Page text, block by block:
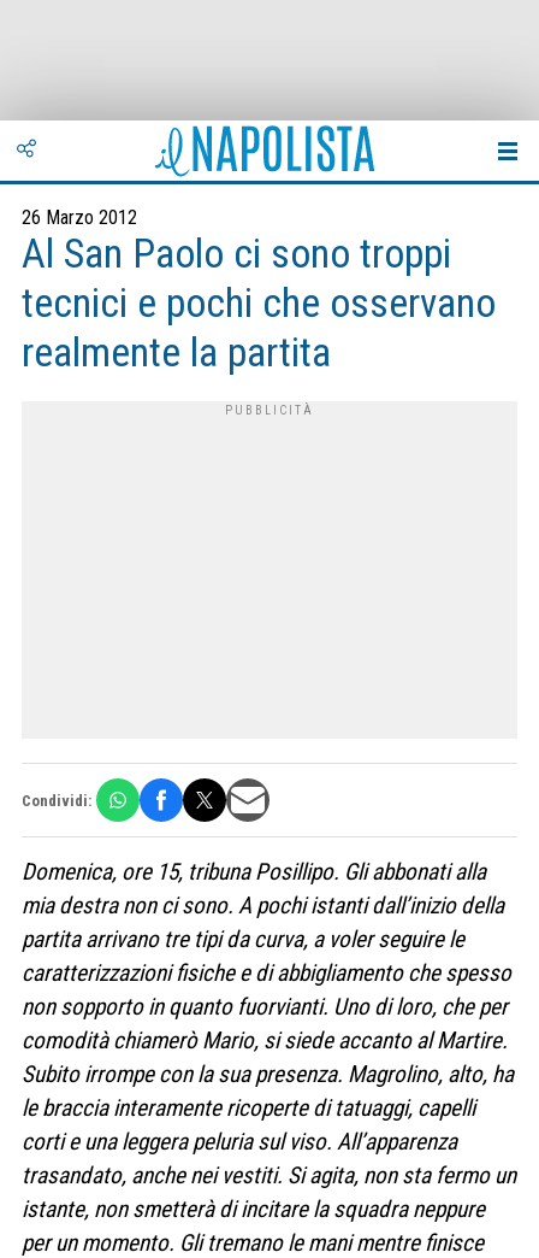
26 Marzo 2012
Al San Paolo ci sono troppi
tecnici e pochi che osservano
realmente la partita
Condividi:
Domenica, ore 15, tribuna Posillipo. Gli abbonati alla
mia destra non ci sono. A pochi istanti dall’inizio della
partita arrivano tre tipi da curva, a voler seguire le
caratterizzazioni fisiche e di abbigliamento che spesso
non sopporto in quanto fuorvianti. Uno di loro, che per
comodità chiamerò Mario, si siede accanto al Martire.
Subito irrompe con la sua presenza. Magrolino, alto, ha
le braccia interamente ricoperte di tatuaggi, capelli
corti e una leggera peluria sul viso. All’apparenza
trasandato, anche nei vestiti. Si agita, non sta fermo un
istante, non smetterà di incitare la squadra neppure
per un momento. Gli tremano le mani mentre finisce